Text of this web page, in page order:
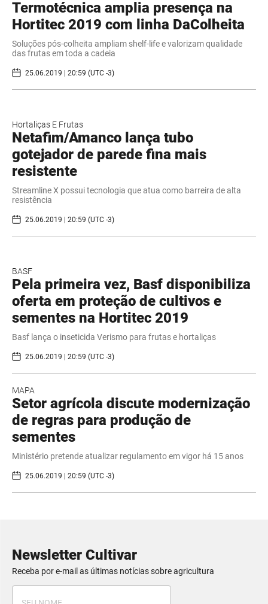
Termotécnica amplia presença na
Hortitec 2019 com linha DaColheita
Soluções pós-colheita ampliam shelf-life e valorizam qualidade
das frutas em toda a cadeia
25.06.2019 | 20:59 (UTC -3)
Hortaliças E Frutas
Netafim/Amanco lança tubo
gotejador de parede fina mais
resistente
Streamline X possui tecnologia que atua como barreira de alta
resistência
25.06.2019 | 20:59 (UTC -3)
BASF
Pela primeira vez, Basf disponibiliza
oferta em proteção de cultivos e
sementes na Hortitec 2019
Basf lança o inseticida Verismo para frutas e hortaliças
25.06.2019 | 20:59 (UTC -3)
MAPA
Setor agrícola discute modernização
de regras para produção de
sementes
Ministério pretende atualizar regulamento em vigor há 15 anos
25.06.2019 | 20:59 (UTC -3)
Newsletter Cultivar
Receba por e-mail as últimas notícias sobre agricultura